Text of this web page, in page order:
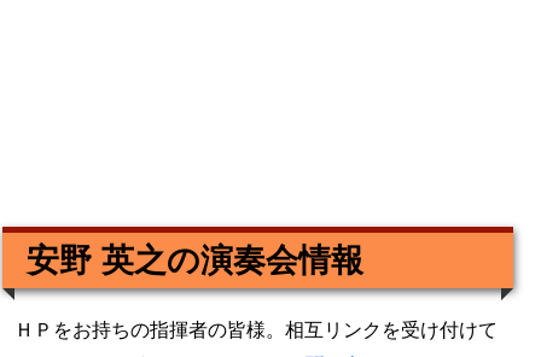
安野 英之の演奏会情報
ＨＰをお持ちの指揮者の皆様。相互リンクを受け付けて